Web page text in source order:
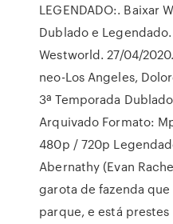
LEGENDADO:. Baixar
Dublado e
Westworld. 27/04/
neo-Los Angeles,
3ª Temporada
Arquivado Formato:
480p / 720p
Abernathy (Evan
garota de fazenda
parque, e está